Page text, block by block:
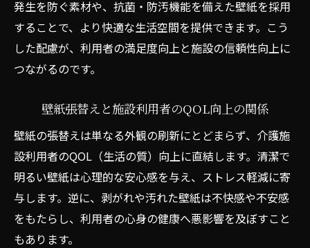
発生を防ぐ素材や、抗菌・防汚機能を備えた壁紙を採用
することで、より快適な生活空間を提供できます。こう
した配慮が、利用者の満足度向上と施設の信頼性向上に
つながるのです。
壁紙張替えと施設利用者のQOL向上の関係
壁紙の張替えは単なる外観の刷新にとどまらず、介護施
設利用者のQOL（生活の質）向上に直結します。清潔で
明るい壁紙は心理的な安心感を与え、ストレス軽減に寄
与します。逆に、剥がれや汚れた壁紙は不快感や不安感
をもたらし、利用者の心身の健康へ悪影響を及ぼすこと
もあります。